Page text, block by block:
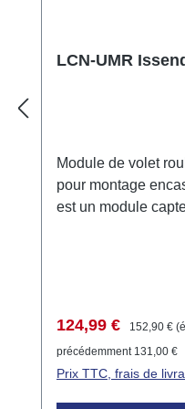
LCN-UMR
Module de volet
pour montage
est un module
avec une tension
module est idéal
des boîtes
installation et une
Connexion Tension d'alimentation : 230V AC
Prix de vente :
124,99 € Prix
152,90 €
précédemment 131,00 €
Prix TTC, frais de